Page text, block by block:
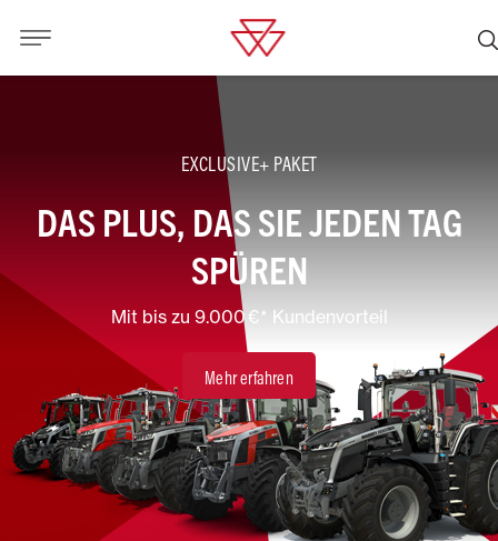
EXCLUSIVE+ PAKET
DAS PLUS, DAS SIE JEDEN TAG
SPÜREN
Mit bis zu 9.000 €* Kundenvorteil
Mehr erfahren